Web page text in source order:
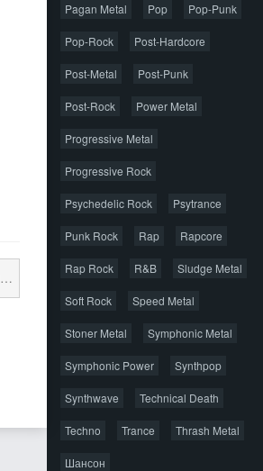
22.44 Kb
Pagan Metal Pop Pop-Punk
Pop-Rock Post-Hardcore
Post-Metal Post-Punk
Post-Rock Power Metal
Progressive Metal
Progressive Rock
Psychedelic Rock Psytrance
Punk Rock Rap Rapcore
Rap Rock R&B Sludge Metal
Soft Rock Speed Metal
Stoner Metal Symphonic Metal
Symphonic Power Synthpop
Synthwave Technical Death
Techno Trance Thrash Metal
Шансон